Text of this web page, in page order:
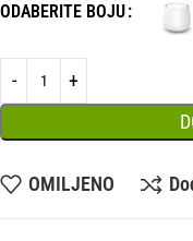
ODABERITE BOJU
OMILJENO